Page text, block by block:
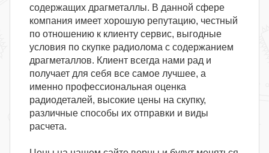
содержащих драгметаллы. В данной сфере
компания имеет хорошую репутацию, честный
по отношению к клиенту сервис, выгодные
условия по скупке радиолома с содержанием
драгметаллов. Клиент всегда нами рад и
получает для себя все самое лучшее, а
именно профессиональная оценка
радиодеталей, высокие цены на скупку,
различные способы их отправки и виды
расчета.